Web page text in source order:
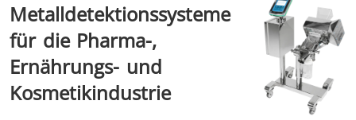
THS/FBB
THS/MBB
THS/GMS21
Metalldetektionssysteme
für die Pharma-,
Ernährungs- und
Kosmetikindustrie